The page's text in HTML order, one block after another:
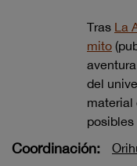
Tras La
mito
del
material
Coordinación: